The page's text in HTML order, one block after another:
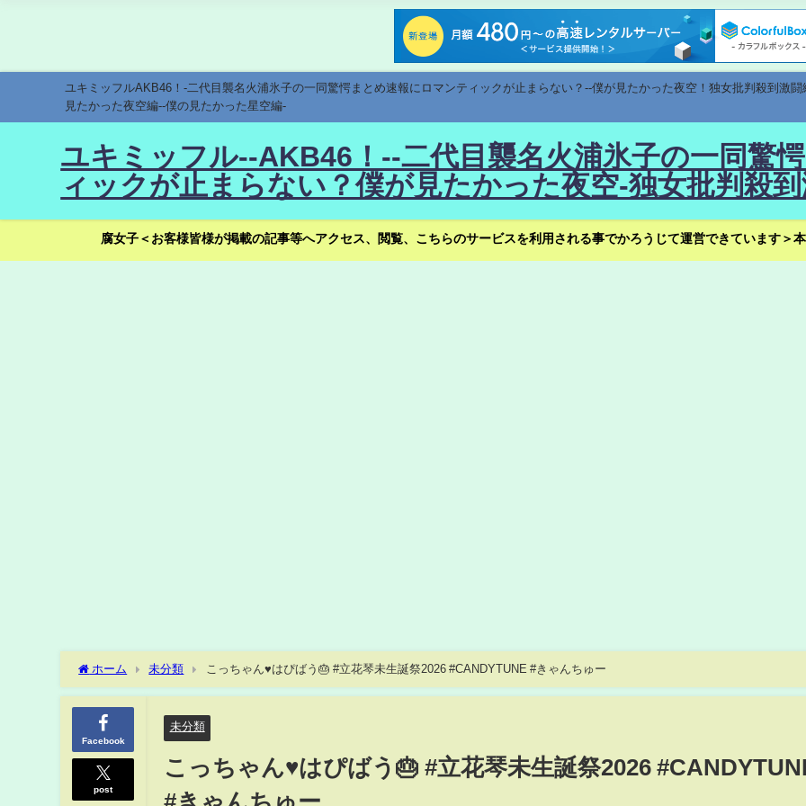
ユキミッフルAKB46！-二代目襲名火浦氷子の一同驚愕まとめ速報にロマンティックが止まらない？--僕が見たかった夜空！独女批判殺到激
見たかった夜空編--僕の見たかった星空編-
ユキミッフル--AKB46！--二代目襲名火浦氷子の一同驚
ィックが止まらない？僕が見たかった夜空-独女批判殺
腐女子＜お客様皆様が掲載の記事等へアクセス、閲覧、こちらのサービスを利用される事でかろうじて運営できています＞
ホーム 未分類 こっちゃん♥️はぴばう🎂 #立花琴未生誕祭2026 #CANDYTUNE #きゃんちゅー
Facebook
post
未分類
こっちゃん♥️はぴばう🎂 #立花琴未生誕祭2026
#きゃんちゅー